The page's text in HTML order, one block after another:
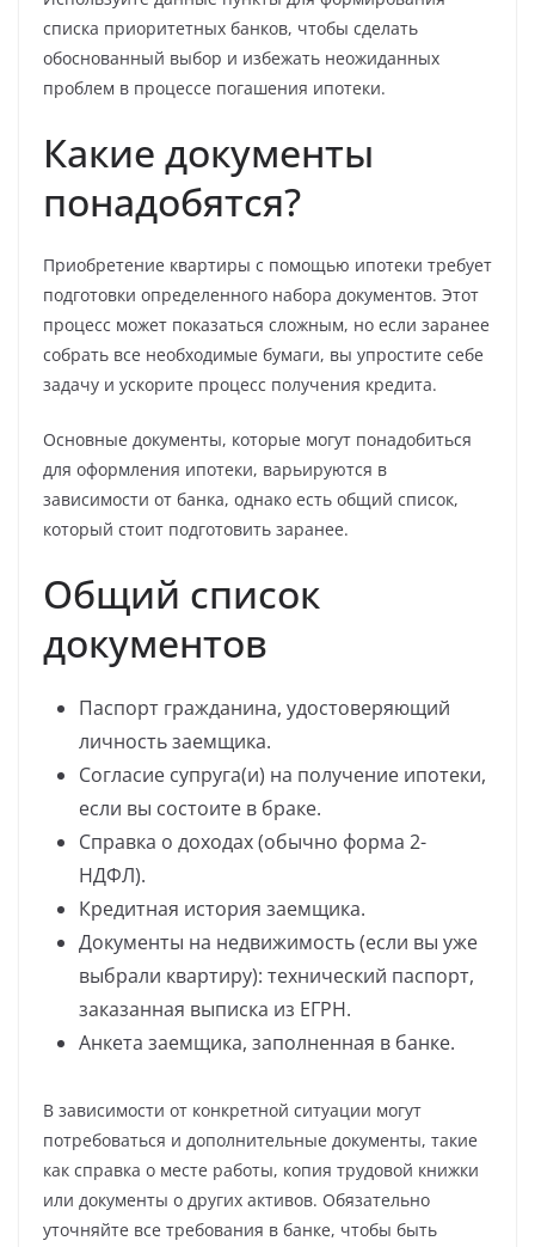
списка приоритетных банков, чтобы сделать
обоснованный выбор и избежать неожиданных
проблем в процессе погашения ипотеки.
Какие документы
понадобятся?
Приобретение квартиры с помощью ипотеки требует
подготовки определенного набора документов. Этот
процесс может показаться сложным, но если заранее
собрать все необходимые бумаги, вы упростите себе
задачу и ускорите процесс получения кредита.
Основные документы, которые могут понадобиться
для оформления ипотеки, варьируются в
зависимости от банка, однако есть общий список,
который стоит подготовить заранее.
Общий список
документов
Паспорт гражданина, удостоверяющий
личность заемщика.
Согласие супруга(и) на получение ипотеки,
если вы состоите в браке.
Справка о доходах (обычно форма 2-
НДФЛ).
Кредитная история заемщика.
Документы на недвижимость (если вы уже
выбрали квартиру): технический паспорт,
заказанная выписка из ЕГРН.
Анкета заемщика, заполненная в банке.
В зависимости от конкретной ситуации могут
потребоваться и дополнительные документы, такие
как справка о месте работы, копия трудовой книжки
или документы о других активов. Обязательно
уточняйте все требования в банке, чтобы быть